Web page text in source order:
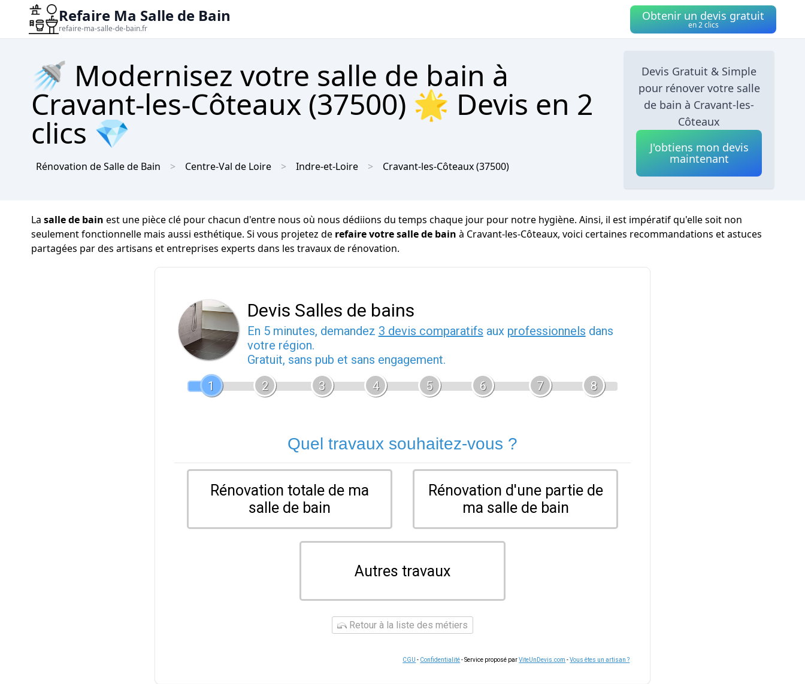
Refaire Ma Salle de Bain
refaire-ma-salle-de-bain.fr
Obtenir un devis gratuit
en 2 clics
🚿 Modernisez votre salle de bain à
Cravant-les-Côteaux (37500) 🌟 Devis en 2
clics 💎
Rénovation de Salle de Bain Centre-Val de Loire Indre-et-Loire Cravant-les-Côteaux(37500)
Devis Gratuit & Simple
pour rénover votre salle
de bain à Cravant-les-
Côteaux
J'obtiens mon devis
maintenant
La salle de bain est une pièce clé pour chacun d'entre nous où nous dédiions du temps chaque jour pour notre hygiène. Ainsi, il est impératif qu'elle soit non
seulement fonctionnelle mais aussi esthétique. Si vous projetez de refaire votre salle de bain à Cravant-les-Côteaux, voici certaines recommandations et astuces
partagées par des artisans et entreprises experts dans les travaux de rénovation.
Devis Salles de bains
En 5 minutes, demandez 3 devis comparatifs aux professionnels dans
votre région.
Gratuit, sans pub et sans engagement.
1
2 3 4 5 6 7 8
Quel travaux souhaitez-vous ?
Rénovation totale de ma
salle de bain
Rénovation d'une partie de
ma salle de bain
Autres travaux
Retour à la liste des métiers
CGU - Confidentialité- Service proposé parViteUnDevis.com -Vous êtes un artisan ?